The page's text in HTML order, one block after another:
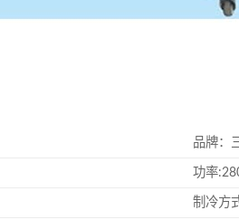
品牌：
功率
制冷方